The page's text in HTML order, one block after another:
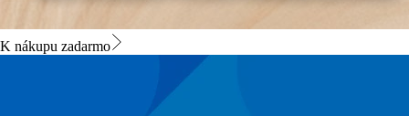
K nákupu zadarmo